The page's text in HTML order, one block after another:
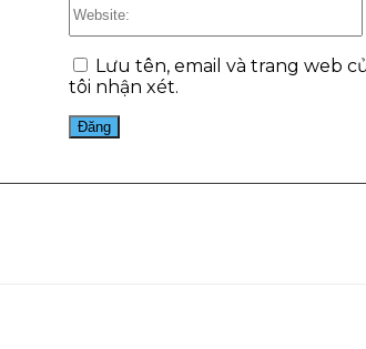
Lưu tên, email và trang web
tôi nhận xét.